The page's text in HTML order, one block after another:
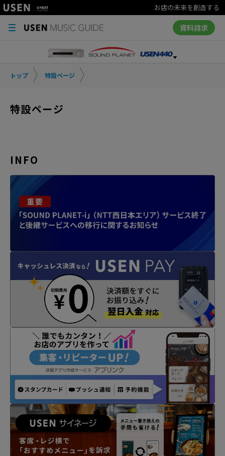
お店の未来を創造する
資料請求
トップ 特設ページ
特設ページ
INFO